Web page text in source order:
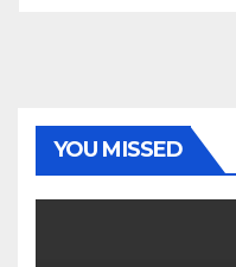
YOU MISSED